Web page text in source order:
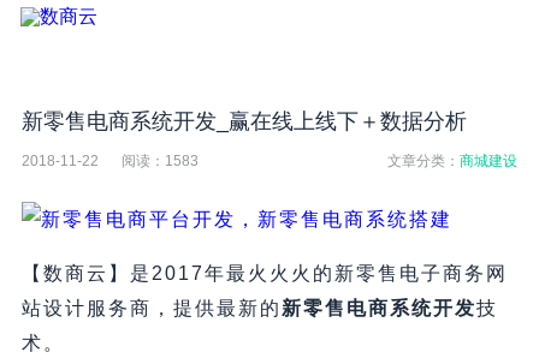
新零售电商系统开发_赢在线上线下＋数据分析
2018-11-22 阅读： 1583 文章分类：商城建设
【数商云】是2017年最火火火的新零售电子商务网
站设计服务商，提供最新的 新零售电商系统开发技
术。